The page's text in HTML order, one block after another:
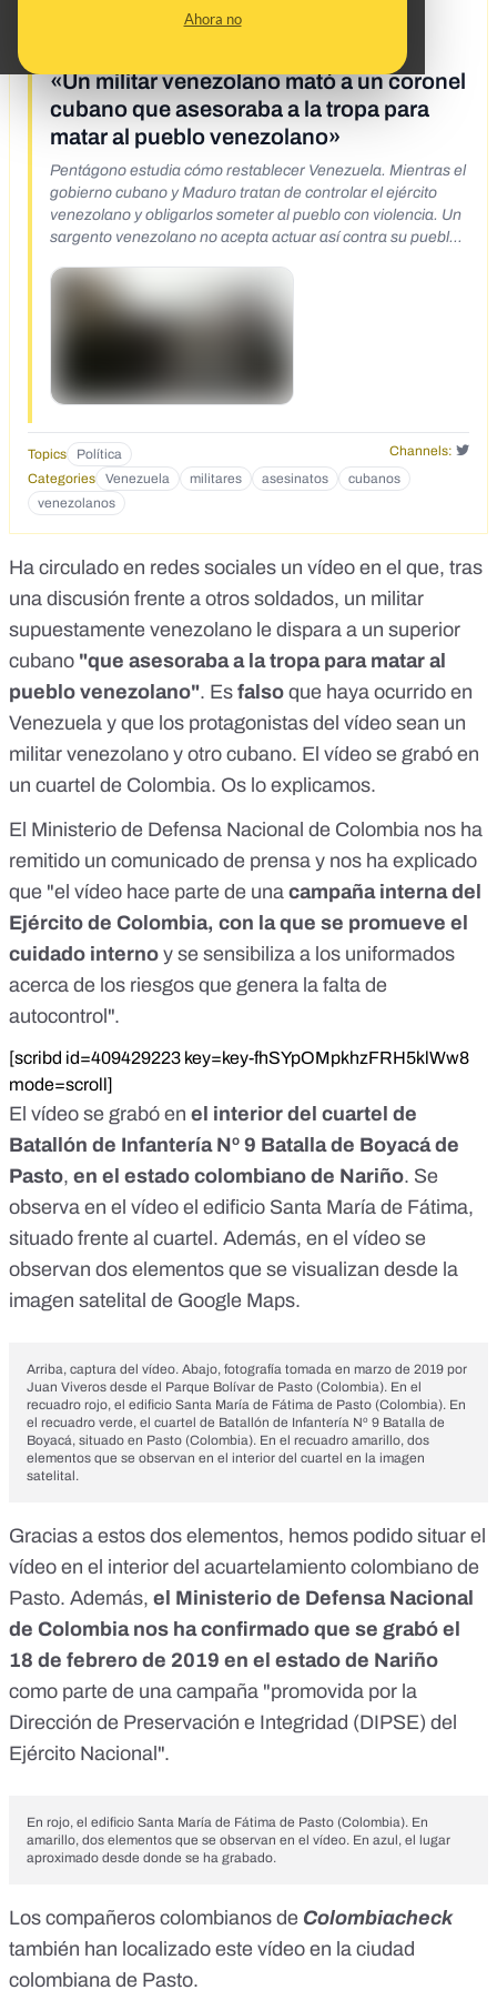
Ahora no
«Un militar venezolano mató a un coronel
cubano que asesoraba a la tropa para
matar al pueblo venezolano»
Pentágono estudia cómo restablecer Venezuela. Mientras el
gobierno cubano y Maduro tratan de controlar el ejército
venezolano y obligarlos someter al pueblo con violencia. Un
sargento venezolano no acepta actuar así contra su pueblo
https://x.com/Chamaco9999/status/1127013901361610752
https://x.com/ritabloom/status/1124431330220105728
https://x.com/JULiO_ALEjANDRO/status/112414128752601
https://x.com/AbrahamValver19/status/1124472808476749
https://x.com/TonioBolsero/status/1125493075164454912
https://x.com/OgaAlex1/status/1127684590947139590
https://x.com/MLCorradi/status/1124094554163089409
Topics Política
Channels:
Categories
Venezuela militares asesinatos
cubanos
venezolanos
Ha circulado en redes sociales un vídeo en el que, tras
una discusión frente a otros soldados, un militar
supuestamente venezolano le dispara a un superior
cubano "que asesoraba a la tropa para matar al
pueblo venezolano". Es falso que haya ocurrido en
Venezuela y que los protagonistas del vídeo sean un
militar venezolano y otro cubano. El vídeo se grabó en
un cuartel de Colombia. Os lo explicamos.
El Ministerio de Defensa Nacional de Colombia nos ha
remitido un comunicado de prensa y nos ha explicado
que "el vídeo hace parte de una campaña interna del
Ejército de Colombia, con la que se promueve el
cuidado interno y se sensibiliza a los uniformados
acerca de los riesgos que genera la falta de
autocontrol".
[scribd id=409429223 key=key-fhSYpOMpkhzFRH5klWw8
mode=scroll]
El vídeo se grabó en el interior del cuartel de
Batallón de Infantería Nº 9 Batalla de Boyacá de
Pasto, en el estado colombiano de Nariño. Se
observa en el vídeo el edificio Santa María de Fátima,
situado frente al cuartel. Además, en el vídeo se
observan dos elementos que se visualizan desde la
imagen satelital de Google Maps.
Arriba, captura del vídeo. Abajo, fotografía tomada en marzo de 2019 por
Juan Viveros desde el Parque Bolívar de Pasto (Colombia). En el
recuadro rojo, el edificio Santa María de Fátima de Pasto (Colombia). En
el recuadro verde, el cuartel de Batallón de Infantería Nº 9 Batalla de
Boyacá, situado en Pasto (Colombia). En el recuadro amarillo, dos
elementos que se observan en el interior del cuartel en la imagen
satelital.
Gracias a estos dos elementos, hemos podido situar el
vídeo en el interior del acuartelamiento colombiano de
Pasto. Además, el Ministerio de Defensa Nacional
de Colombia nos ha confirmado que se grabó el
18 de febrero de 2019 en el estado de Nariño
como parte de una campaña "promovida por la
Dirección de Preservación e Integridad (DIPSE) del
Ejército Nacional".
En rojo, el edificio Santa María de Fátima de Pasto (Colombia). En
amarillo, dos elementos que se observan en el vídeo. En azul, el lugar
aproximado desde donde se ha grabado.
Los compañeros colombianos de Colombiacheck
también han localizado este vídeo en la ciudad
colombiana de Pasto.